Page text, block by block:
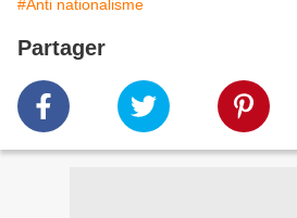
#Anti nationalisme
Partager